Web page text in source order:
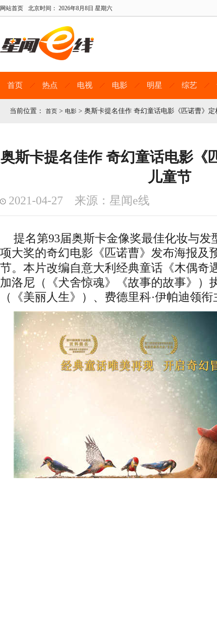
网站首页 北京时间： 2026年8月8日 星期六
首页 热点 电视 电影 明星 综艺
当前位置： 首页 > 电影 > 奥斯卡提名佳作 奇幻童话电影《匹诺曹》定
奥斯卡提名佳作 奇幻童话电影《
儿童节
2021-04-27 来源：星闻e线
提名第93届奥斯卡金像奖最佳化妆与发
项大奖的奇幻电影《匹诺曹》发布海报及
节。本片改编自意大利经典童话《木偶奇
加洛尼（《犬舍惊魂》《故事的故事》）
（《美丽人生》）、费德里科·伊帕迪领衔